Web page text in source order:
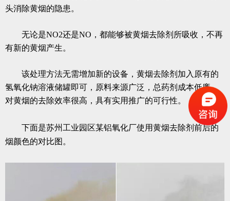
头消除黄烟的隐患。
无论是NO2还是NO，都能够被黄烟去除剂所吸收，不再
有新的黄烟产生。
该处理方法无需增加新的设备，黄烟去除剂加入原有的
氢氧化钠溶液储罐即可，原料来源广泛，总药剂成本低廉，
对黄烟的去除效率很高，具有实用推广的可行性。
下面是苏州工业园区某铝氧化厂使用黄烟去除剂 前后的
烟颜色的对比图。